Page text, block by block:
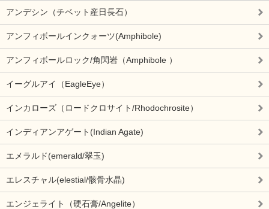
アンデシン（チベット産日長石）
アンフィボールインクォーツ(Amphibole)
アンフィボールロック/角閃岩（Amphibole ）
イーグルアイ（EagleEye）
インカローズ（ロードクロサイト/Rhodochrosite）
インディアンアゲート(Indian Agate)
エメラルド(emerald/翠玉)
エレスチャル(elestial/骸骨水晶)
エンジェライト（硬石膏/Angelite）